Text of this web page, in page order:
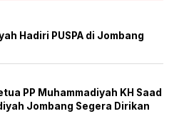
Hadiri PUSPA di Jombang
PP Muhammadiyah KH Saad
Jombang Segera Dirikan